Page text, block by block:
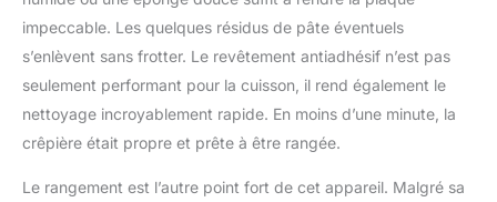
impeccable. Les quelques résidus de pâte éventuels
s’enlèvent sans frotter. Le revêtement antiadhésif n’est pas
seulement performant pour la cuisson, il rend également le
nettoyage incroyablement rapide. En moins d’une minute, la
crêpière était propre et prête à être rangée.
Le rangement est l’autre point fort de cet appareil. Malgré sa